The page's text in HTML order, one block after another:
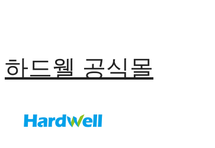
하드웰 공식몰